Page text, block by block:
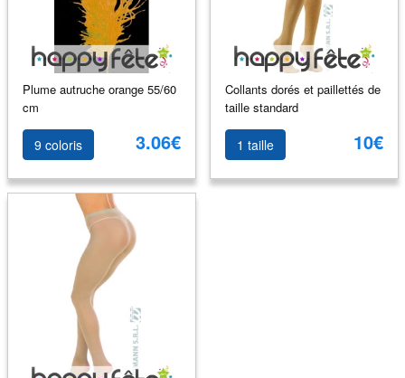
Plume autruche orange 55/60
cm
9 coloris 3.06€
Collants dorés et paillettés de
taille standard
1 taille 10€